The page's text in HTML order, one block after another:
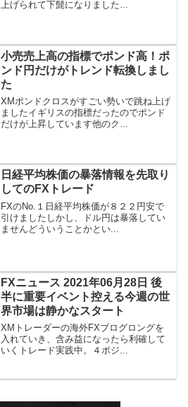
上げられて下髭になりました...
小売売上高の指標でポンド高！ポ
ンド円だけがトレンド転換しまし
た
XMポンドクロスがすごい勢いで跳ね上げ
ましたイギリスの指標だったのでポンド
だけが上昇しています他のク...
日経平均株価の暴落情報を先取り
してのFXトレード
FXのNo.１日経平均株価が８２２円安で
引けましたしかし、ドル円は暴落してい
ませんどういうことかとい...
FXニュース 2021年06月28日 後
半に重要イベント控える今週の世
界市場は静かなスタート
XMトレーダーの海外FXブログロングを
入れていき、含み益になったら利確して
いくトレード実践中。４ポジ...